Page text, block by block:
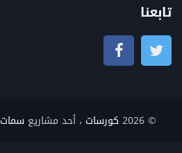
تابعنا
© 2026 كورسات ، أحد مشاريعسمات